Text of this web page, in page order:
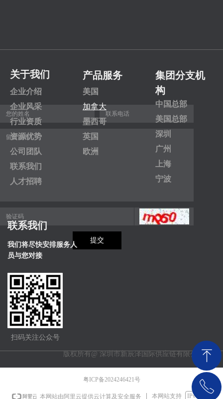
联系我们
我们将尽快安排服务人
员与您对接
扫码关注公众号
企业介绍
企业风采
行业资质
资源优势
公司团队
联系我们
人才招聘
关于我们
美国
加拿大
墨西哥
英国
欧洲
产品服务
中国总部
美国总部
深圳
广州
上海
宁波
集团分支机
构
版权所有@ 深圳市新辰泽国际供应链有限公司
提交
粤ICP备2024246421号
本网站由阿里云提供云计算及安全服务 本网站支持 IPv6
ꁸ
回到顶部
ꂅ